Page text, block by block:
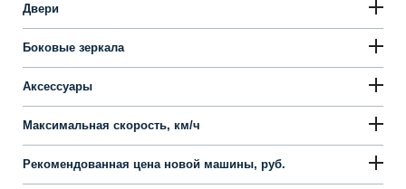
Двери
Боковые зеркала
Аксессуары
Максимальная скорость, км/ч
Рекомендованная цена новой машины, руб.